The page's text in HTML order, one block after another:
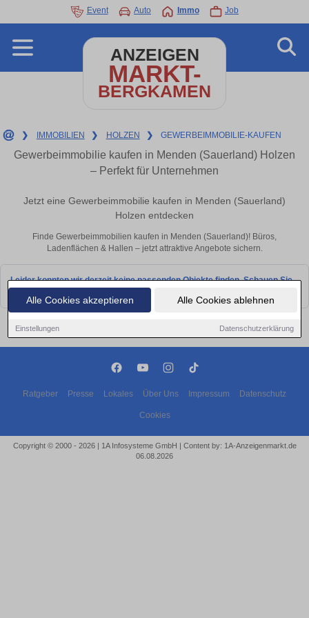
Alle Cookies akzeptieren Alle Cookies ablehnen
Einstellungen Datenschutzerklärung
Event Auto Immo Job
ANZEIGEN
MARKT-
BERGKAMEN
❯ IMMOBILIEN ❯ HOLZEN ❯ GEWERBEIMMOBILIE-KAUFEN
Gewerbeimmobilie kaufen in Menden (Sauerland) Holzen
– Perfekt für Unternehmen
Jetzt eine Gewerbeimmobilie kaufen in Menden (Sauerland)
Holzen entdecken
Finde Gewerbeimmobilien kaufen in Menden (Sauerland)! Büros,
Ladenflächen & Hallen – jetzt attraktive Angebote sichern.
Leider konnten wir derzeit keine passenden Objekte finden. Schauen Sie
Ratgeber Presse Lokales Über Uns Impressum Datenschutz
Cookies
Copyright © 2000 - 2026 | 1A Infosysteme GmbH | Content by: 1A-Anzeigenmarkt.de
06.08.2026